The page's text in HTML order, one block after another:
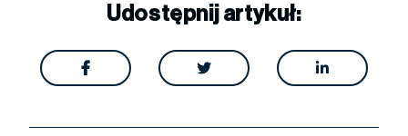
Udostępnij artykuł:
  